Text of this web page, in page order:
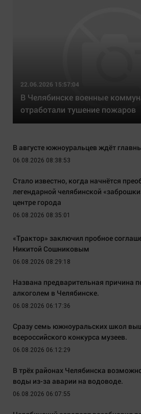
22.06.2026 15:57:04
В Челябинске военные
отработали тушение пожаров
В августе южноуральцев ждёт
06.08.2026 08:38:53
Стало известно, когда начнётся
легендарной челябинской
центре города
06.08.2026 08:35:01
«Трактор» заключил пробное
Никитой Сошниковым
06.08.2026 08:29:18
Названа предварительная причина
алкоголем в Челябинске.
06.08.2026 06:17:36
Сразу семь южноуральских школ
всероссийского конкурса музеев.
06.08.2026 06:12:29
В трёх районах Челябинска
воды из-за аварии на водоводе.
06.08.2026 06:07:55